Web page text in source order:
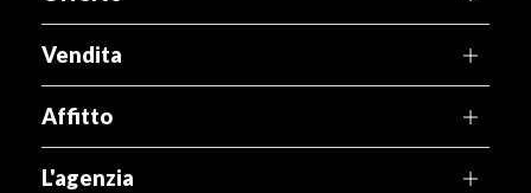
Vendita
Affitto
L'agenzia